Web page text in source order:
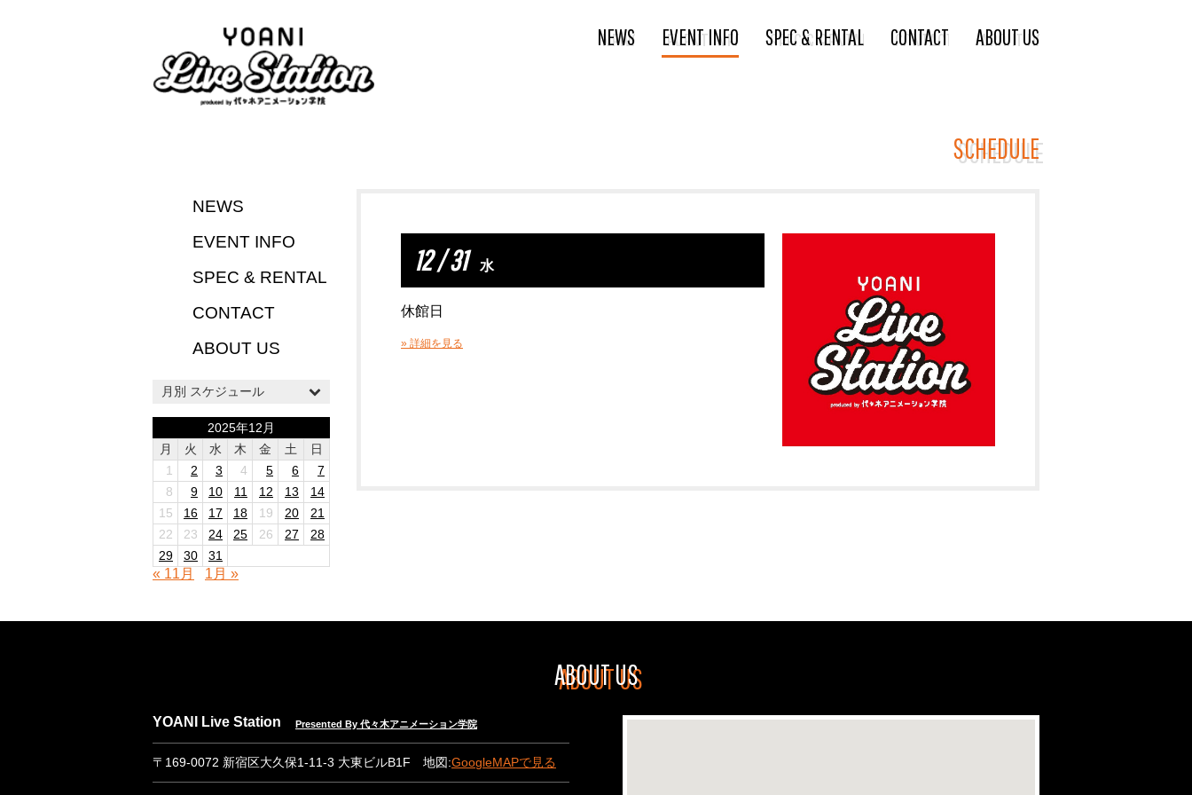
NEWS EVENT INFO SPEC & RENTAL CONTACT ABOUT US
SCHEDULE
NEWS
EVENT INFO
SPEC & RENTAL
CONTACT
ABOUT US
月別 スケジュール
2025年12月
月
火 水 木 金 土
日
1
2 3 4 5 6
7
8
9 10 11 12 13
14
15
16 17 18 19 20
21
22
23 24 25 26 27
28
29
30 31
« 11月 1月 »
12 / 31 水
休館日
» 詳細を見る
ABOUT US
YOANI Live Station Presented By 代々木アニメーション学院
〒169-0072 新宿区大久保1-11-3 大東ビルB1F 地図:GoogleMAPで見る